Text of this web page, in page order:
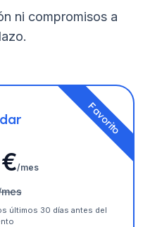
ni compromisos a
Favorito
/mes
últimos 30 días antes del